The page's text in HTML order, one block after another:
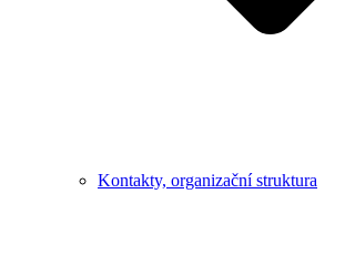
Kontakty, organizační struktura